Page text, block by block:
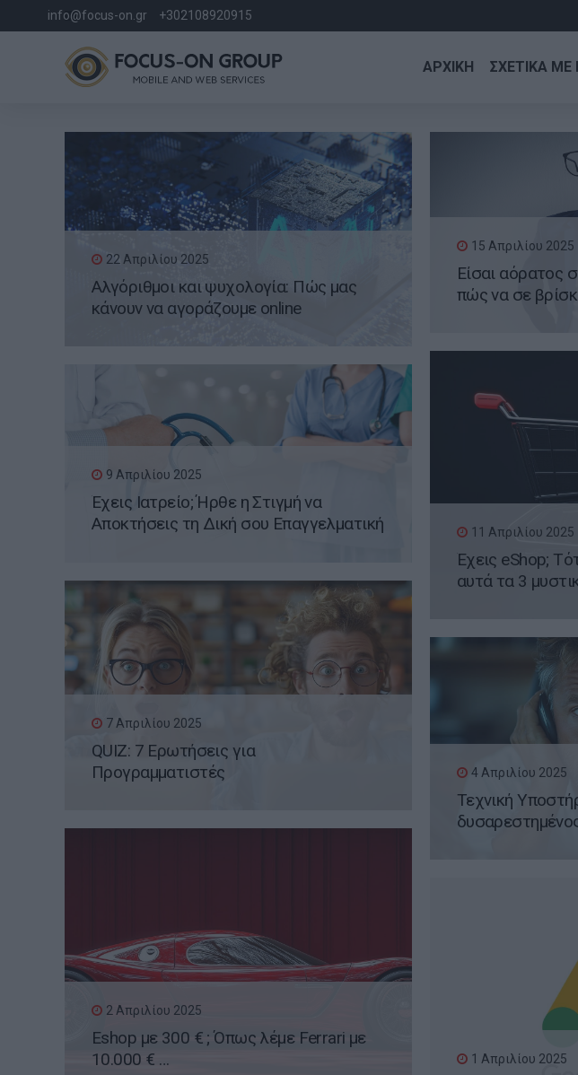
info@focus-on.gr +302108920915
ΑΡΧΙΚΗ ΣΧΕΤΙΚΑ ΜΕ
22 Απριλίου 2025
Αλγόριθμοι και ψυχολογία: Πώς μας
κάνουν να αγοράζουμε online
15 Απριλίου 2025
Είσαι αόρατος
πώς να σε
11 Απριλίου 2025
Έχεις eShop;
αυτά τα 3
9 Απριλίου 2025
Έχεις Ιατρείο; Ήρθε η Στιγμή να
Αποκτήσεις τη Δική σου Επαγγελματική
7 Απριλίου 2025
QUIZ: 7 Ερωτήσεις για
Προγραμματιστές
4 Απριλίου 2025
Τεχνική
2 Απριλίου 2025
Eshop με 300 € ; Όπως λέμε Ferrari με
10.000 € …
1 Απριλίου 2025